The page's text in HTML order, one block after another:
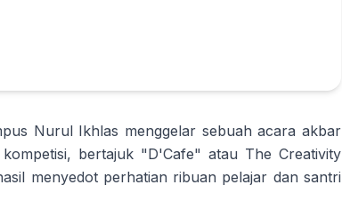
Nurul Ikhlas menggelar sebuah acara akbar
bertajuk "D'Cafe" atau The Creativity
menyedot perhatian ribuan pelajar dan santri